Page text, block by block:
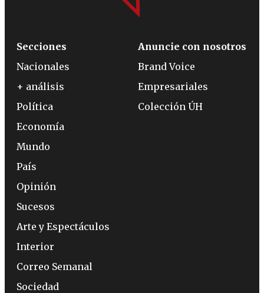
Secciones
Nacionales
+ análisis
Política
Economía
Mundo
País
Opinión
Sucesos
Arte y Espectáculos
Interior
Correo Semanal
Sociedad
Anuncie con nosotros
Brand Voice
Empresariales
Colección ÚH